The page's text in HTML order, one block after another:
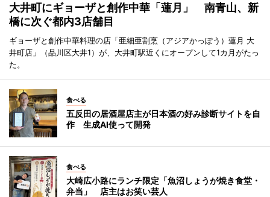
大井町にギョーザと創作中華「蓮月」 南青山、新
橋に次ぐ都内3店舗目
ギョーザと創作中華料理の店「亜細亜割烹（アジアかっぽう）蓮月 大
井町店」（品川区大井1）が、大井町駅近くにオープンして1カ月がたっ
た。
食べる
五反田の居酒屋店主が日本酒の好み診断サイトを自
作 生成AI使って開発
食べる
大崎広小路にランチ限定「魚沼しょうが焼き食堂・
弁当」 店主はお笑い芸人